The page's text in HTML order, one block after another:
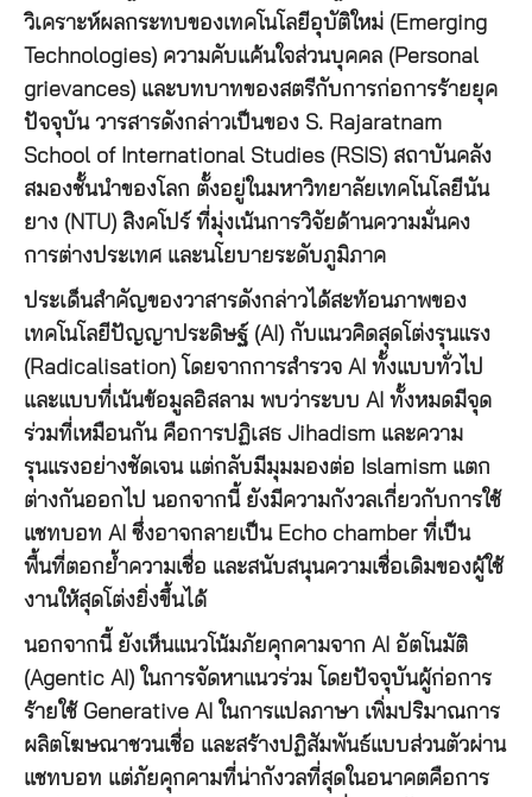
วิเคราะห์ผลกระทบของเทคโนโลยีอุบัติใหม่ (Emerging
Technologies) ความคับแค้นใจส่วนบุคคล (Personal
grievances) และบทบาทของสตรีกับการก่อการร้ายยุค
ปัจจุบัน วารสารดังกล่าวเป็นของ S. Rajaratnam
School of International Studies (RSIS) สถาบันคลัง
สมองชั้นนำของโลก ตั้งอยู่ในมหาวิทยาลัยเทคโนโลยีนัน
ยาง (NTU) สิงคโปร์ ที่มุ่งเน้นการวิจัยด้านความมั่นคง
การต่างประเทศ และนโยบายระดับภูมิภาค
ประเด็นสำคัญของวาสารดังกล่าวได้สะท้อนภาพของ
เทคโนโลยีปัญญาประดิษฐ์ (AI) กับแนวคิดสุดโต่งรุนแรง
(Radicalisation) โดยจากการสำรวจ AI ทั้งแบบทั่วไป
และแบบที่เน้นข้อมูลอิสลาม พบว่าระบบ AI ทั้งหมดมีจุด
ร่วมที่เหมือนกัน คือการปฏิเสธ Jihadism และความ
รุนแรงอย่างชัดเจน แต่กลับมีมุมมองต่อ Islamism แตก
ต่างกันออกไป นอกจากนี้ ยังมีความกังวลเกี่ยวกับการใช้
แชทบอท AI ซึ่งอาจกลายเป็น Echo chamber ที่เป็น
พื้นที่ตอกย้ำความเชื่อ และสนับสนุนความเชื่อเดิมของผู้ใช้
งานให้สุดโต่งยิ่งขึ้นได้
นอกจากนี้ ยังเห็นแนวโน้มภัยคุกคามจาก AI อัตโนมัติ
(Agentic AI) ในการจัดหาแนวร่วม โดยปัจจุบันผู้ก่อการ
ร้ายใช้ Generative AI ในการแปลภาษา เพิ่มปริมาณการ
ผลิตโฆษณาชวนเชื่อ และสร้างปฏิสัมพันธ์แบบส่วนตัวผ่าน
แชทบอท แต่ภัยคุกคามที่น่ากังวลที่สุดในอนาคตคือการ